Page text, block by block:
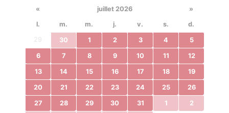
« juillet 2026
»
l.
m. m. j. v. s.
d.
29
30 1 2 3 4 5
6 7 8 9 10 11 12
13 14 15 16 17 18 19
20 21 22 23 24 25 26
27 28 29 30 31 1 2